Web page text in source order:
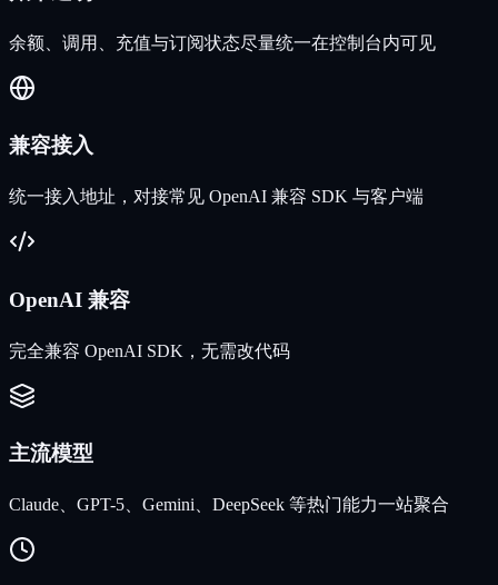
余额、调用、充值与订阅状态尽量统一在控制台内可见
兼容接入
统一接入地址，对接常见 OpenAI 兼容 SDK 与客户端
OpenAI 兼容
完全兼容 OpenAI SDK，无需改代码
主流模型
Claude、GPT-5、Gemini、DeepSeek 等热门能力一站聚合